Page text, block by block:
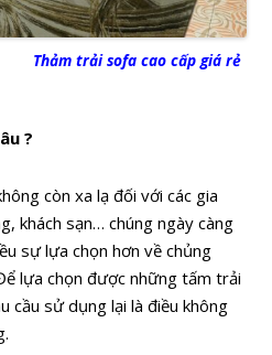
cao cấp giá rẻ
?
còn xa lạ đối với các gia
khách sạn… chúng ngày càng
sự lựa chọn hơn về chủng
lựa chọn được những tấm trải
cầu sử dụng lại là điều không